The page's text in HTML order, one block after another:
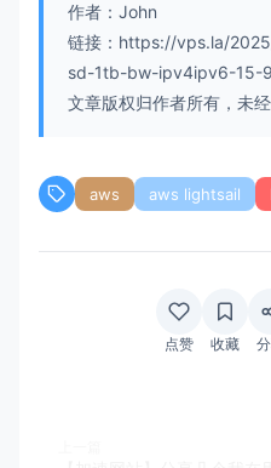
作者：John
链接：https://vps.la/
sd-1tb-bw-ipv4ipv6-15-
文章版权归作者所有，未经
aws aws lightsail
点赞 收藏